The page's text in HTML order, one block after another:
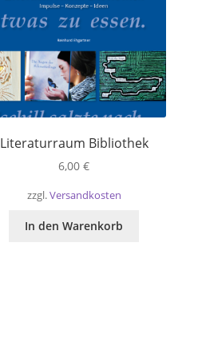
Literaturraum Bibliothek
6,00€
zzgl.Versandkosten
In den Warenkorb